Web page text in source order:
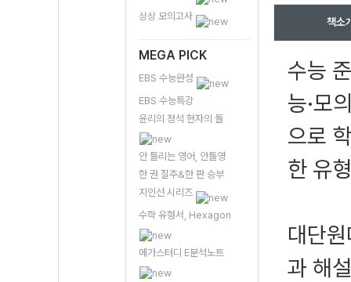
상상 모의고사
MEGA PICK
EBS 수능완성
EBS 수능특강
윤리의 정석 현자의 돌
안 틀리는 영어, 안틀영
한 권 질주&한 판 승부
지인선 시리즈
수학 유형서, Hexagon
메가스터디 E분석노트
책소
수능
능·모
으로
한 유
대단
과 해